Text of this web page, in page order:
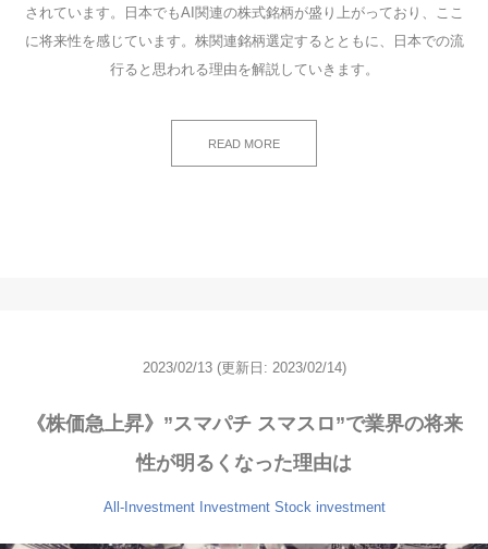
されています。日本でもAI関連の株式銘柄が盛り上がっており、ここ
に将来性を感じています。株関連銘柄選定するとともに、日本での流
行ると思われる理由を解説していきます。
READ MORE
2023/02/13 (更新日: 2023/02/14)
《株価急上昇》”スマパチ スマスロ”で業界の将来
性が明るくなった理由は
All-Investment Investment Stock investment